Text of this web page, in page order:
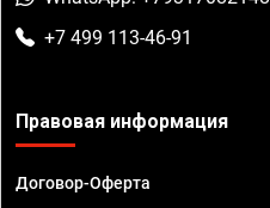
+7 499 113-46-91
Правовая информация
Договор-Оферта